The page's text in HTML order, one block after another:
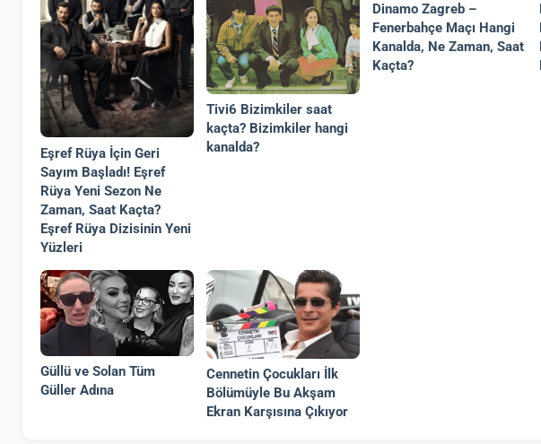
Eşref Rüya İçin Geri
Sayım Başladı! Eşref
Rüya Yeni Sezon Ne
Zaman, Saat Kaçta?
Eşref Rüya Dizisinin Yeni
Yüzleri
Tivi6 Bizimkiler saat
kaçta? Bizimkiler hangi
kanalda?
Dinamo Zagreb –
Fenerbahçe Maçı Hangi
Kanalda, Ne Zaman, Saat
Kaçta?
Güllü ve Solan Tüm
Güller Adına
Cennetin Çocukları İlk
Bölümüyle Bu Akşam
Ekran Karşısına Çıkıyor